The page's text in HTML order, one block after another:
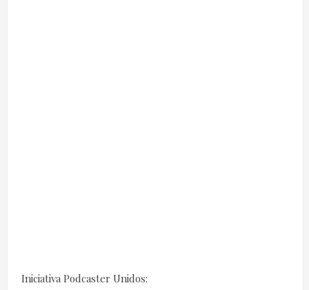
Iniciativa Podcaster Unidos: